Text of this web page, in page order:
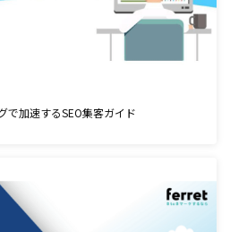
で加速するSEO集客ガイド